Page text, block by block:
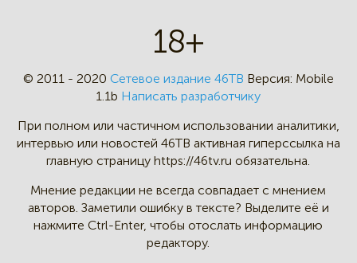
18+
© 2011 - 2020 Сетевое издание 46ТВ Версия: Mobile
1.1b Написать разработчику
При полном или частичном использовании аналитики,
интервью или новостей 46TB активная гиперссылка на
главную страницу https://46tv.ru обязательна.
Мнение редакции не всегда совпадает с мнением
авторов. Заметили ошибку в тексте? Выделите её и
нажмите Ctrl-Enter, чтобы отослать информацию
редактору.